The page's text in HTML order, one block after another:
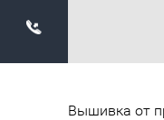
Вышивка от